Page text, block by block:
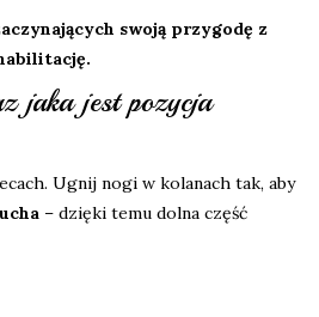
swoją przygodę z
jaka jest pozycja
Ugnij nogi w kolanach tak, aby
– dzięki temu dolna część